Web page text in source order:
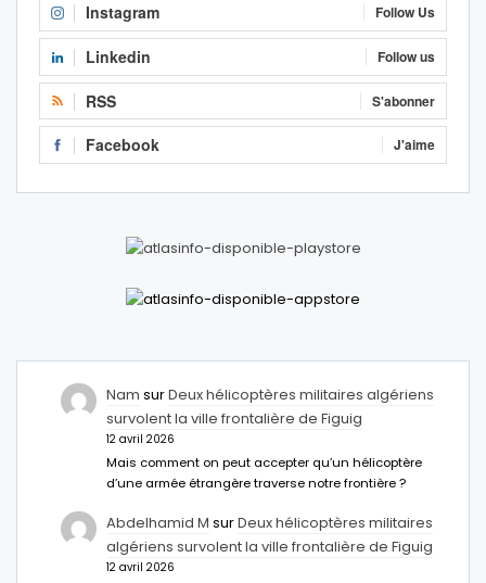
Instagram Follow Us
Linkedin Follow us
RSS S'abonner
Facebook J'aime
Nam surDeux hélicoptères militaires algériens
survolent la ville frontalière de Figuig
12 avril 2026
Mais comment on peut accepter qu’un hélicoptère
d’une armée étrangère traverse notre frontière ?
Abdelhamid M surDeux hélicoptères militaires
algériens survolent la ville frontalière de Figuig
12 avril 2026